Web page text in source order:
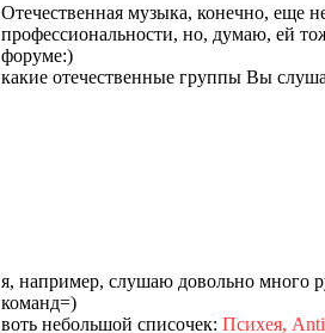
Отечественная музыка, конечно, еще
профессиональности, но, думаю, ей
форуме:)
какие отечественные группы Вы
я, например, слушаю довольно много
команд=)
воть небольшой списочек: Психея,